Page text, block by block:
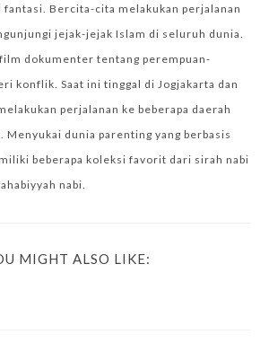
fantasi. Bercita-cita melakukan perjalanan
jejak-jejak Islam di seluruh dunia.
dokumenter tentang perempuan-
konflik. Saat ini tinggal di Jogjakarta dan
perjalanan ke beberapa daerah
Menyukai dunia parenting yang berbasis
beberapa koleksi favorit dari sirah nabi
nabi.
MIGHT ALSO LIKE: